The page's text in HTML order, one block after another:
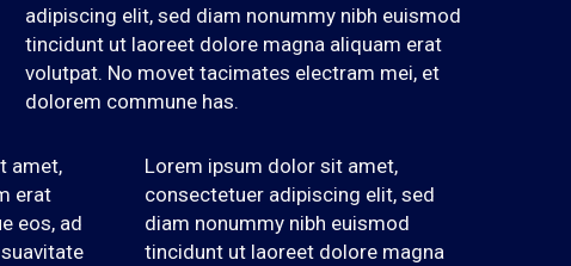
adipiscing elit, sed diam nonummy nibh euismod
tincidunt ut laoreet dolore magna aliquam erat
volutpat. No movet tacimates electram mei, et
dolorem commune has.
amet,
erat
eos, ad
Lorem ipsum dolor sit amet,
consectetuer adipiscing elit, sed
diam nonummy nibh euismod
tincidunt ut laoreet dolore magna